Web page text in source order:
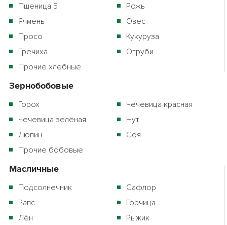
Пшеница 5
Рожь
Ячмень
Овёс
Просо
Кукуруза
Гречиха
Отруби
Прочие хлебные
Зернобобовые
Горох
Чечевица красная
Чечевица зелёная
Нут
Люпин
Соя
Прочие бобовые
Масличные
Подсолнечник
Сафлор
Рапс
Горчица
Лён
Рыжик